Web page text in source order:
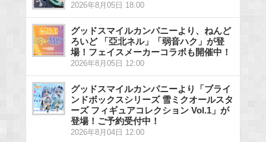
2026年8月05日 18:00
グッドスマイルカンパニーより、ねんど
ろいど 「亞北ネル」「弱音ハク」が登
場！フェイスメーカーコラボも開催中！
2026年8月05日 12:00
グッドスマイルカンパニーより「ブライ
ンドボックスシリーズ 雪ミクオールスタ
ーズ フィギュアコレクション Vol.1」が
登場！ご予約受付中！
2026年8月04日 12:00